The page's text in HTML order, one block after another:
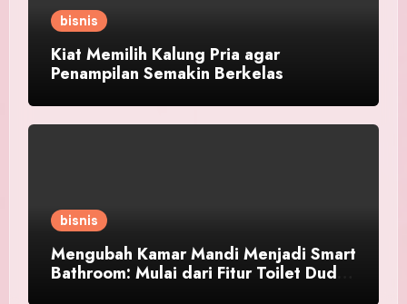
bisnis
Kiat Memilih Kalung Pria agar
Penampilan Semakin Berkelas
bisnis
Mengubah Kamar Mandi Menjadi Smart
Bathroom: Mulai dari Fitur Toilet Duduk